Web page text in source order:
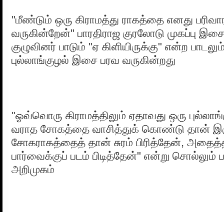
"மீண்டும் ஒரு கிராமத்து ராகத்தை எனது
வருகின்றேன்" பாரதிராஜ குரலோடு முகப்பு
குழுவினர் பாடும் "ஏ கிளியிருக்கு" என்ற
புல்லாங்குழல் இசை பரவ வருகின்றது
"ஓவ்வொரு கிராமத்திலும் ஏதாவது ஒரு
வராத சோகத்தை வாசித்துக் கொண்டு தான்
சோகராகத்தைத் தான் சுரம் பிரித்தேன்,
பார்வைக்குப் படம் பிடித்தேன்" என்று சொல்லும்
அறிமுகம்